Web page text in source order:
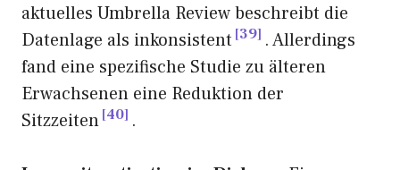
aktuelles Umbrella Review beschreibt die
Datenlage als inkonsistent 39 . Allerdings
fand eine spezifische Studie zu älteren
Erwachsenen eine Reduktion der
Sitzzeiten 40 .